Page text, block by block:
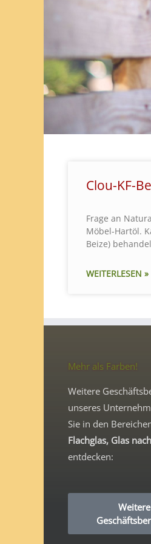
Clou-KF-
Frage an
Möbel-Hartöl.
Beize)
WEITERLESEN »
Mehr als Farben!
Weitere
unseres
Sie in den
Flachglas, Glas
entdecken:
Weitere